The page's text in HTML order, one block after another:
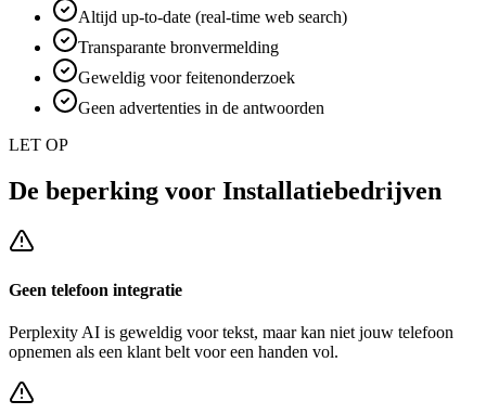
Altijd up-to-date (real-time web search)
Transparante bronvermelding
Geweldig voor feitenonderzoek
Geen advertenties in de antwoorden
LET OP
De beperking voor Installatiebedrijven
Geen telefoon integratie
Perplexity AI is geweldig voor tekst, maar kan niet jouw telefoon
opnemen als een klant belt voor een handen vol.